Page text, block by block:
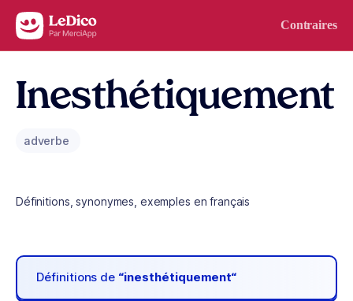
Aller au contenu Contraires
Inesthétiquement
adverbe
Définitions, synonymes, exemples en français
Définitions de “inesthétiquement“